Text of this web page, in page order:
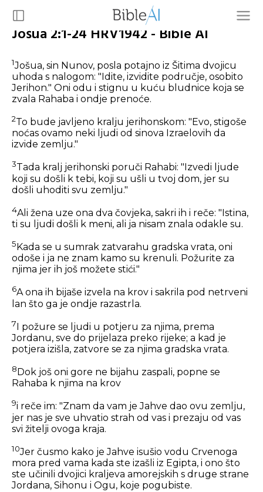
Jošua 2:1-24 HRV1942 - Bible AI
1Jošua, sin Nunov, posla potajno iz Šitima dvojicu
uhoda s nalogom: "Idite, izvidite područje, osobito
Jerihon." Oni odu i stignu u kuću bludnice koja se
zvala Rahaba i ondje prenoće.
2To bude javljeno kralju jerihonskom: "Evo, stigoše
noćas ovamo neki ljudi od sinova Izraelovih da
izvide zemlju."
3Tada kralj jerihonski poruči Rahabi: "Izvedi ljude
koji su došli k tebi, koji su ušli u tvoj dom, jer su
došli uhoditi svu zemlju."
4Ali žena uze ona dva čovjeka, sakri ih i reče: "Istina,
ti su ljudi došli k meni, ali ja nisam znala odakle su.
5 Kada se u sumrak zatvarahu gradska vrata, oni
odoše i ja ne znam kamo su krenuli. Požurite za
njima jer ih još možete stići."
6A ona ih bijaše izvela na krov i sakrila pod netrveni
lan što ga je ondje razastrla.
7I požure se ljudi u potjeru za njima, prema
Jordanu, sve do prijelaza preko rijeke; a kad je
potjera izišla, zatvore se za njima gradska vrata.
8 Dok još oni gore ne bijahu zaspali, popne se
Rahaba k njima na krov
9i reče im: "Znam da vam je Jahve dao ovu zemlju,
jer nas je sve uhvatio strah od vas i prezaju od vas
svi žitelji ovoga kraja.
10Jer čusmo kako je Jahve isušio vodu Crvenoga
mora pred vama kada ste izašli iz Egipta, i ono što
ste učinili dvojici kraljeva amorejskih s druge strane
Jordana, Sihonu i Ogu, koje pogubiste.